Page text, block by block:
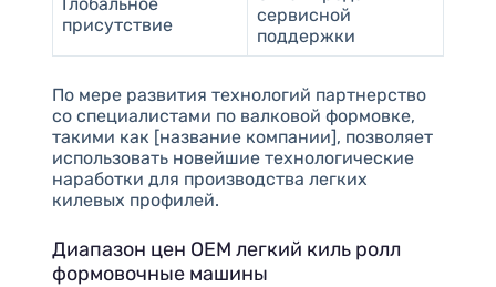
присутствие
сервисной
поддержки
По мере развития технологий партнерство
со специалистами по валковой формовке,
такими как [название компании], позволяет
использовать новейшие технологические
наработки для производства легких
килевых профилей.
Диапазон цен OEM легкий киль ролл
формовочные машины